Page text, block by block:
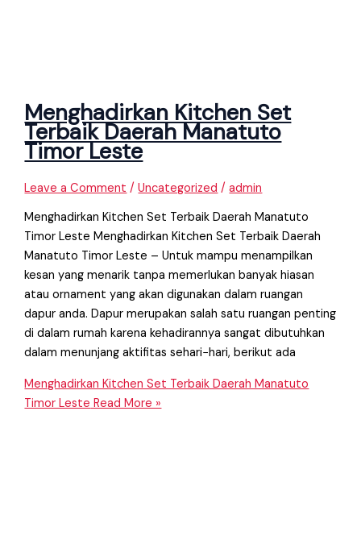
Menghadirkan Kitchen Set
Terbaik Daerah Manatuto
Timor Leste
Leave a Comment /Uncategorized /admin
Menghadirkan Kitchen Set Terbaik Daerah Manatuto
Timor Leste Menghadirkan Kitchen Set Terbaik Daerah
Manatuto Timor Leste – Untuk mampu menampilkan
kesan yang menarik tanpa memerlukan banyak hiasan
atau ornament yang akan digunakan dalam ruangan
dapur anda. Dapur merupakan salah satu ruangan penting
di dalam rumah karena kehadirannya sangat dibutuhkan
dalam menunjang aktifitas sehari−hari, berikut ada
Menghadirkan Kitchen Set Terbaik Daerah Manatuto
Timor Leste Read More »